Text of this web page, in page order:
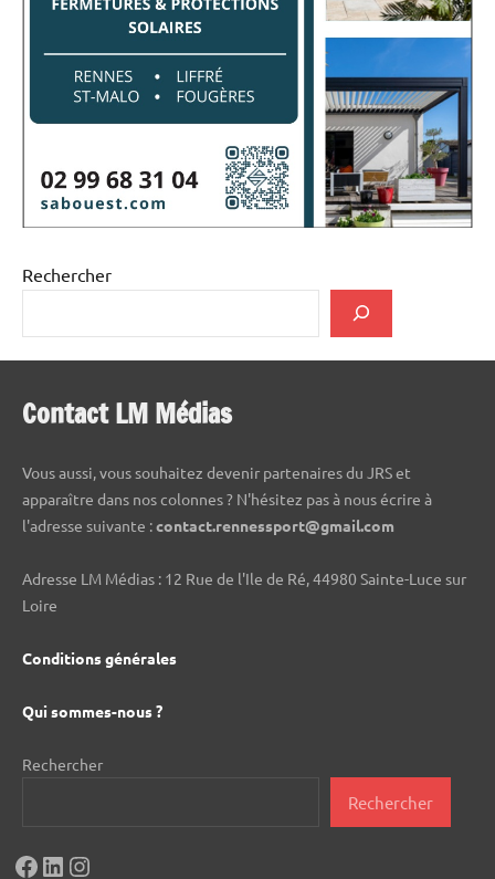
Rechercher
Contact LM Médias
Vous aussi, vous souhaitez devenir partenaires du JRS et
apparaître dans nos colonnes ? N'hésitez pas à nous écrire à
l'adresse suivante :contact.rennessport@gmail.com
Adresse LM Médias : 12 Rue de l'Ile de Ré, 44980 Sainte-Luce sur
Loire
Conditions générales
Qui sommes-nous ?
Rechercher
Rechercher
Facebook
LinkedIn
Instagram